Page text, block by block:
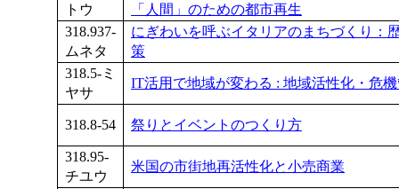
トウ
「人間」のための都市再生
318.937-
ムネタ
にぎわいを呼ぶイタリアのまちづくり：
策
318.5-ミ
ヤサ
IT活用で地域が変わる : 地域活性化・危
318.8-54 祭りとイベントのつくり方
318.95-
チユウ
米国の市街地再活性化と小売商業